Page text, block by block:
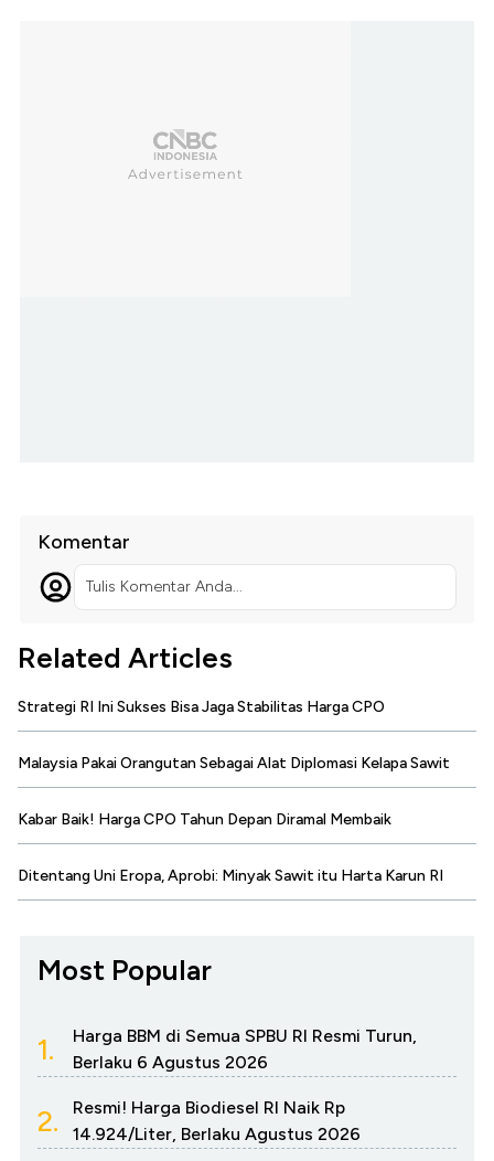
Komentar
Tulis Komentar Anda...
Related Articles
Strategi RI Ini Sukses Bisa Jaga Stabilitas Harga CPO
Malaysia Pakai Orangutan Sebagai Alat Diplomasi Kelapa Sawit
Kabar Baik! Harga CPO Tahun Depan Diramal Membaik
Ditentang Uni Eropa, Aprobi: Minyak Sawit itu Harta Karun RI
Most Popular
1.
Harga BBM di Semua SPBU RI Resmi Turun,
Berlaku 6 Agustus 2026
2.
Resmi! Harga Biodiesel RI Naik Rp
14.924/Liter, Berlaku Agustus 2026